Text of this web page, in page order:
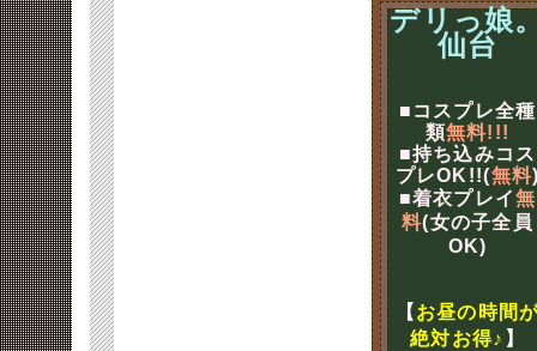
デリっ娘
仙台
■コスプレ全種
類無料!!!
■持ち込みコス
プレOK!!(無料
■着衣プレイ無
料(女の子全員
OK)
【 お昼の時間
絶対お得♪ 】